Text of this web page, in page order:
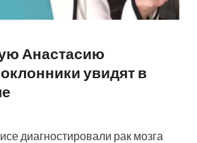
Анастасию
увидят в
диагностировали рак мозга